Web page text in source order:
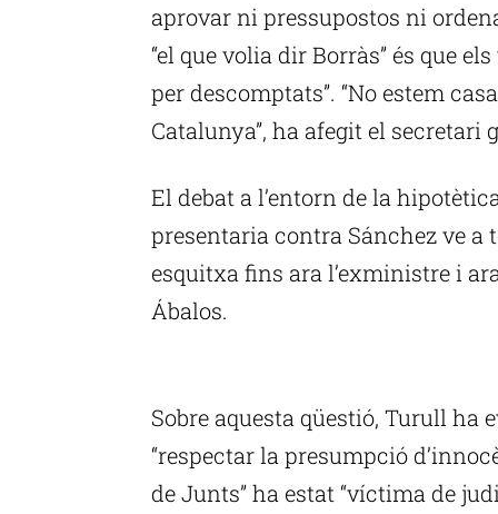
aprovar ni pressupostos ni
“el que volia dir Borràs” és que
per descomptats”. “No estem
Catalunya”, ha afegit el secretari
El debat a l’entorn de la
presentaria contra Sánchez ve a
esquitxa fins ara l’exministre i
Ábalos.
Sobre aquesta qüestió, Turull ha
“respectar la presumpció
de Junts” ha estat “víctima de